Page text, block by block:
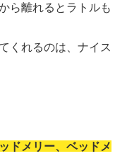
ら離れるとラトルも
くれるのは、ナイス
ドメリー、ベッドメ